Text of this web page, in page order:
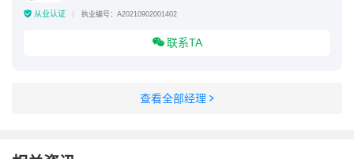
从业认证 执业编号：A20210902001402
联系TA
查看全部经理